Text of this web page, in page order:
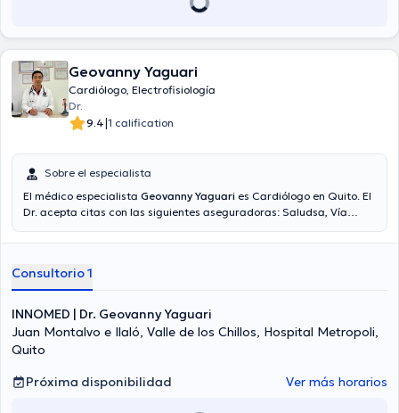
Geovanny Yaguari
Cardiólogo, Electrofisiología
Dr.
9.4|1 calification
Sobre el especialista
El médico especialista Geovanny Yaguari es Cardiólogo en Quito. El
Dr. acepta citas con las siguientes aseguradoras: Saludsa, Vía
consultorio abarca todo lo relacionado con Insuficiencia cardíaca,
Consultorio 1
INNOMED | Dr. Geovanny Yaguari
Juan Montalvo e Ilaló, Valle de los Chillos, Hospital Metropoli,
Quito
Próxima disponibilidad
Ver más horarios